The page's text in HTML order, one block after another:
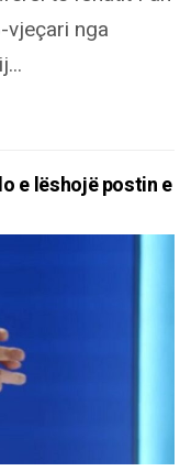
nga
e lëshojë postin e